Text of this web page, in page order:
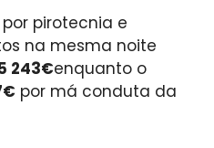
pirotecnia e
na mesma noite
243€enquanto o
por má conduta da